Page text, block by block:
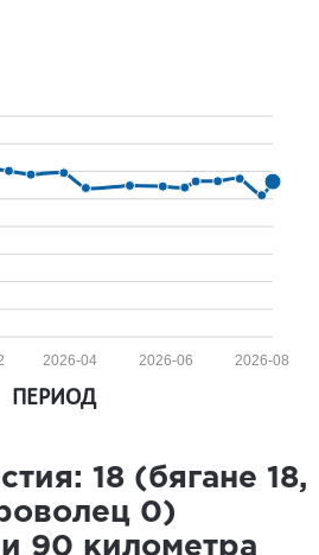
2026-08
2026-06
2026-04
ПЕРИОД
18(бягане 18,
0)
90 километра